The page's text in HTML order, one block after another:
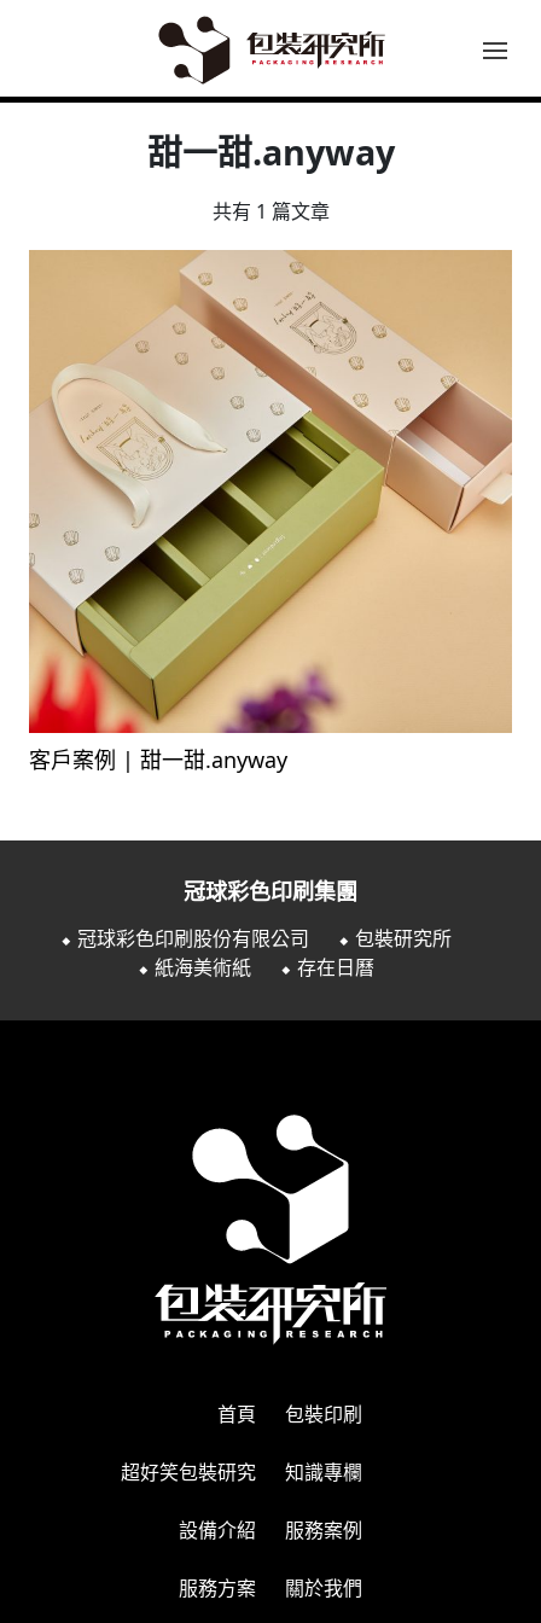
甜一甜.anyway
共有 1 篇文章
客戶案例 | 甜一甜.anyway
冠球彩色印刷集團
⬥ 冠球彩色印刷股份有限公司
⬥ 包裝研究所
⬥ 紙海美術紙
⬥ 存在日曆
首頁 包裝印刷
超好笑包裝研究 知識專欄
設備介紹 服務案例
服務方案 關於我們